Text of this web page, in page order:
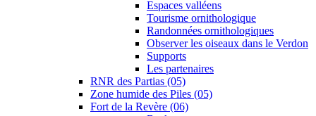
Espaces valléens
Tourisme ornithologique
Randonnées ornithologiques
Observer les oiseaux dans le Verdon
Supports
Les partenaires
RNR des Partias (05)
Zone humide des Piles (05)
Fort de la Revère (06)